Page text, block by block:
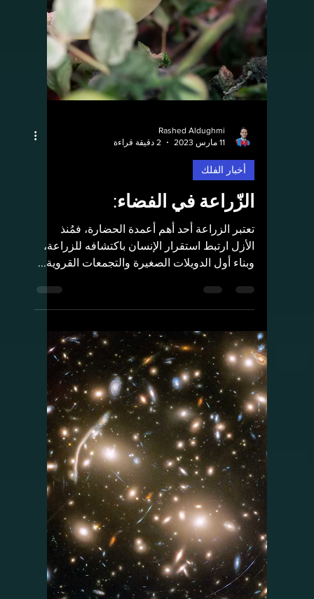
أخبار الفلك
صورة جديدة للعنقود النجمي
M55 يلتقطها تلسكوب هابل:
حتى الراصد العظيم تشارلز مسييه واجه صعوبة
عام...
Rashed Aldughmi
11 مارس 2023
2 دقيقة قراءة